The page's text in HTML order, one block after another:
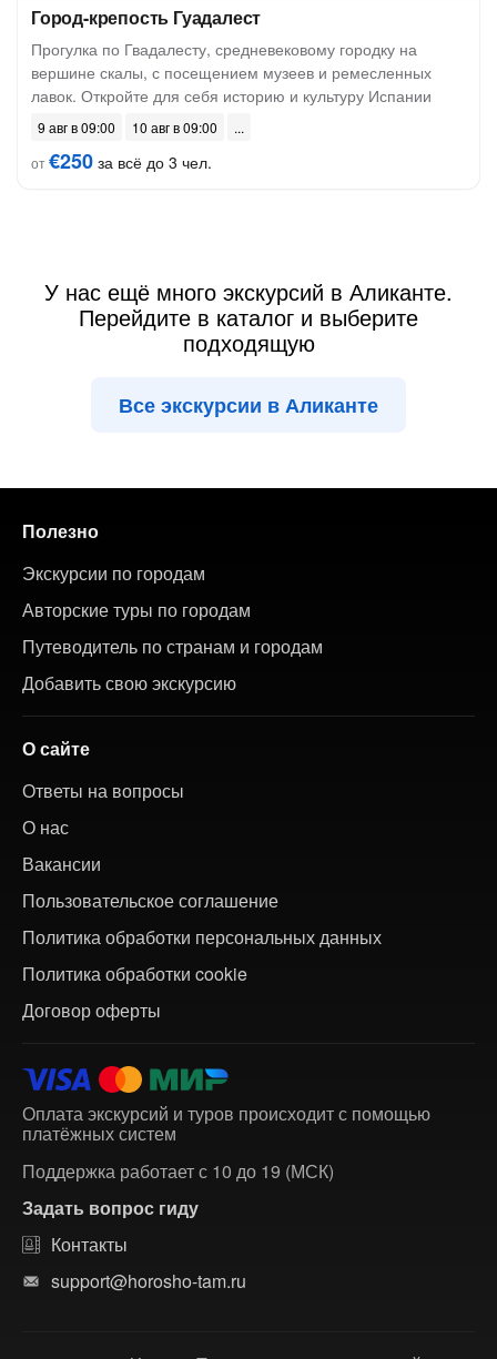
Город-крепость Гуадалест
Прогулка по Гвадалесту, средневековому городку на
вершине скалы, с посещением музеев и ремесленных
лавок. Откройте для себя историю и культуру Испании
9 авг в 09:00
10 авг в 09:00
от€250 за всё до 3 чел.
У нас ещё много экскурсий в Аликанте.
Перейдите в каталог и выберите
подходящую
Все экскурсии в Аликанте
Полезно
Экскурсии по городам
Авторские туры по городам
Путеводитель по странам и городам
Добавить свою экскурсию
О сайте
Ответы на вопросы
О нас
Вакансии
Пользовательское соглашение
Политика обработки персональных данных
Политика обработки cookie
Договор оферты
Оплата экскурсий и туров происходит с помощью
платёжных систем
Поддержка работает с 10 до 19 (МСК)
Задать вопрос гиду
Контакты
support@horosho-tam.ru